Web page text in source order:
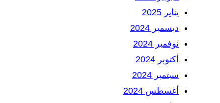
يناير 2025
ديسمبر 2024
نوفمبر 2024
أكتوبر 2024
سبتمبر 2024
أغسطس 2024